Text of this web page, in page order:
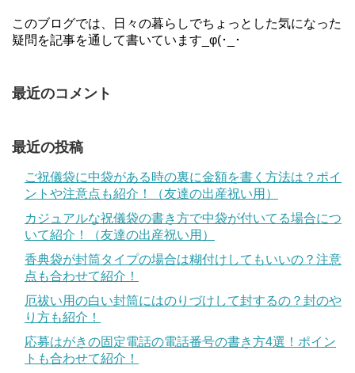
このブログでは、日々の暮らしでちょっとした気になった
疑問を記事を通して書いています_φ(･_･
最近のコメント
最近の投稿
ご祝儀袋に中袋がある時の裏に金額を書く方法は？ポイ
ントや注意点も紹介！（友達の出産祝い用）
カジュアルな祝儀袋の書き方で中袋が付いてる場合につ
いて紹介！（友達の出産祝い用）
香典袋が封筒タイプの場合は糊付けしてもいいの？注意
点も合わせて紹介！
厄祓い用の白い封筒にはのりづけして封するの？封のや
り方も紹介！
応募はがきの固定電話の電話番号の書き方4選！ポイン
トも合わせて紹介！